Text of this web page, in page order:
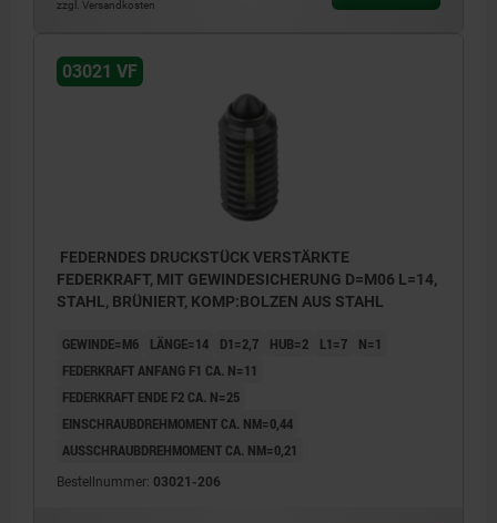
L2 = ca. zwei Gewindegänge
zzgl. Versandkosten
03021 VF
FEDERNDES DRUCKSTÜCK VERSTÄRKTE
FEDERKRAFT, MIT GEWINDESICHERUNG D=M06 L=14,
STAHL, BRÜNIERT, KOMP:BOLZEN AUS STAHL
GEWINDE=M6 LÄNGE=14 D1=2,7 HUB=2 L1=7
N=1
FEDERKRAFT ANFANG F1 CA. N=11
FEDERKRAFT ENDE F2 CA. N=25
EINSCHRAUBDREHMOMENT CA. NM=0,44
AUSSCHRAUBDREHMOMENT CA. NM=0,21
Bestellnummer: 03021-206